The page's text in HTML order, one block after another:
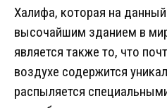
Халифа, которая на
высочайшим зданием в
является также то, что
воздухе содержится
распыляется